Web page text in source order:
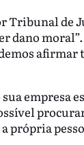
de
dano
afirmar
empresa
própria